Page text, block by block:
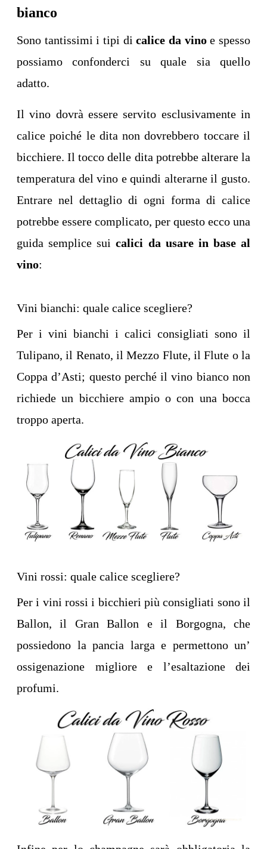
bianco
Sono tantissimi i tipi dicalice da vinoe spesso
possiamo confonderci su quale sia quello
adatto.
Il vino dovrà essere servito esclusivamente in
calice poiché le dita non dovrebbero toccare il
bicchiere. Il tocco delle dita potrebbe alterare la
temperatura del vino e quindi alterarne il gusto.
Entrare nel dettaglio di ogni forma di calice
potrebbe essere complicato, per questo ecco una
guida semplice sui calici da usare in base al
vino:
Vini bianchi: quale calice scegliere?
Per i vini bianchi i calici consigliati sono il
Tulipano, il Renato, il Mezzo Flute, il Flute o la
Coppa d’Asti; questo perché il vino bianco non
richiede un bicchiere ampio o con una bocca
troppo aperta.
Vini rossi: quale calice scegliere?
Per i vini rossi i bicchieri più consigliati sono il
Ballon, il Gran Ballon e il Borgogna, che
possiedono la pancia larga e permettono un’
ossigenazione migliore e l’esaltazione dei
profumi.